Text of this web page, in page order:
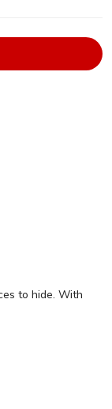
to hide. With